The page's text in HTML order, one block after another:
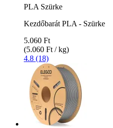
PLA Szürke
Kezdőbarát PLA - Szürke
5.060 Ft
(5.060 Ft / kg)
4.8 (18)